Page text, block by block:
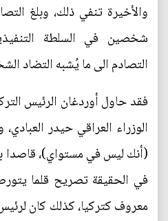
والأخيرة تنفي ذلك، وبلغ
شخصين في السلطة
التصادم الى ما يُشبه التضاد
فقد حاول أوردغان الرئيس
الوزراء العراقي حيدر
(أنك ليس في مستواي)، قاصدا
في الحقيقة تصريح قلما
معروف كتركيا، كذلك كان